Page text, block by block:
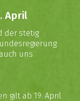
April
der stetig
uns
gilt ab 19. April